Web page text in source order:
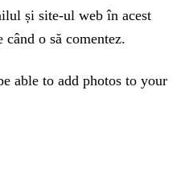
și site-ul web în acest
o să comentez.
able to add photos to your